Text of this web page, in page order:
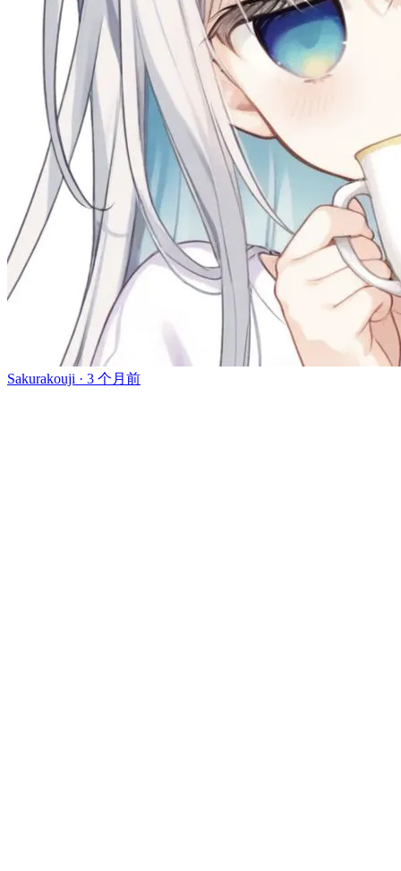
Sakurakouji · 3 个月前